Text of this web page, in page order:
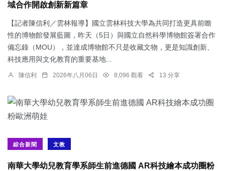
域合作開啟創新新篇章
【記者陳信利／雲林報導】國立雲林科技大學為共同打造更具前瞻
性的博物館發展藍圖，昨天（5日）與國立自然科學博物館簽署合作
備忘錄（MOU），並達成博物館不只是收藏文物，更是知識創新、
科技應用與文化教育的重要基地...
陳信利 2026年八月06日 8,096 觀看 13 分享
綜合新聞 文教
南華大學幼兒教育學系師生前進德國 AR科技繪本成功圈粉